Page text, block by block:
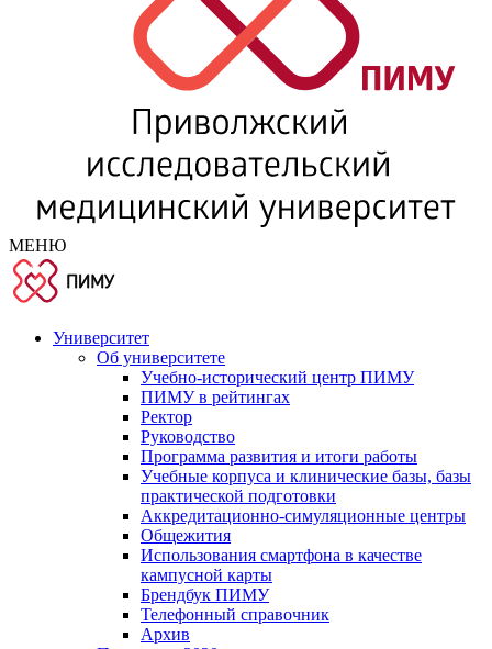
МЕНЮ
Университет
Об университете
Учебно-исторический центр ПИМУ
ПИМУ в рейтингах
Ректор
Руководство
Программа развития и итоги работы
Учебные корпуса и клинические базы, базы
практической подготовки
Аккредитационно-симуляционные центры
Общежития
Использования смартфона в качестве
кампусной карты
Брендбук ПИМУ
Телефонный справочник
Архив